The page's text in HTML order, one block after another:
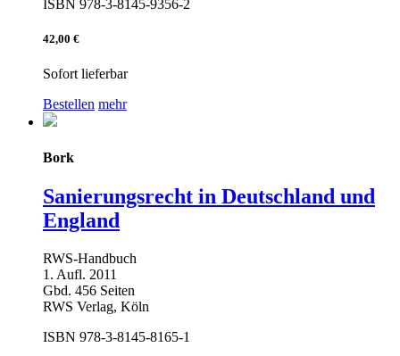
ISBN 978-3-8145-9356-2
42,00 €
Sofort lieferbar
Bestellen mehr
Bork
Sanierungsrecht in Deutschland und
England
RWS-Handbuch
1. Aufl. 2011
Gbd. 456 Seiten
RWS Verlag, Köln
ISBN 978-3-8145-8165-1